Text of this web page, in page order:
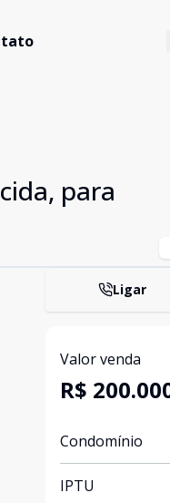
para
Ligar
Valor venda
R$
Condomínio
IPTU